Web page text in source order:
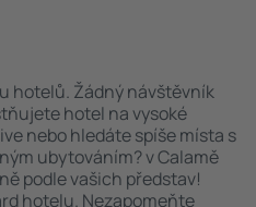
hotelů. Žádný návštěvník
hotel na vysoké
nebo hledáte spíše místa s
ubytováním? v Calamě
podle vašich představ!
hotelu. Nezapomeňte